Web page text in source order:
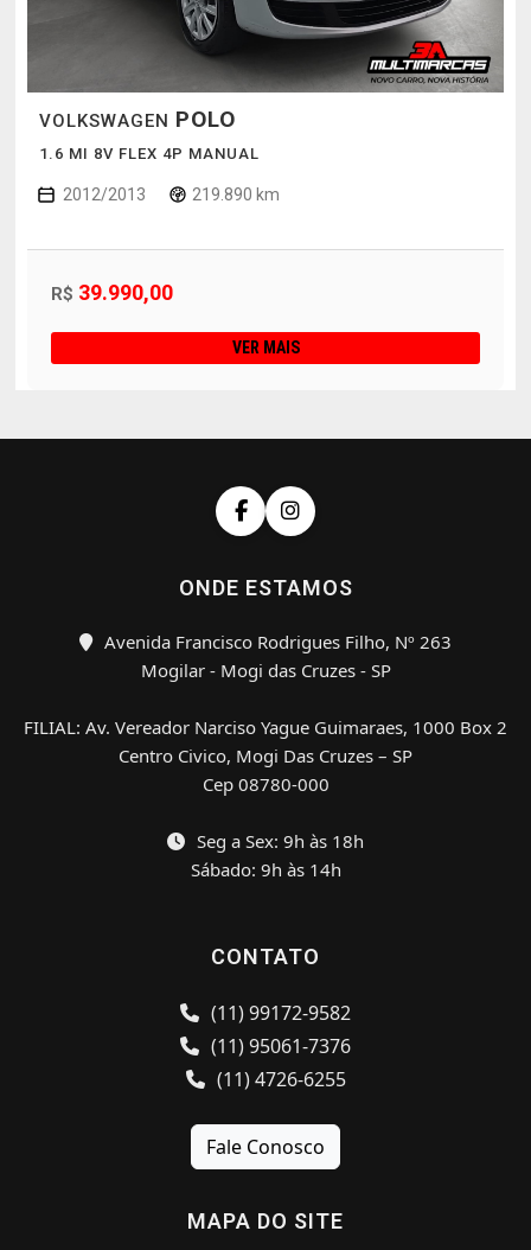
VOLKSWAGEN POLO
1.6 MI 8V FLEX 4P MANUAL
2012/2013 219.890 km
R$ 39.990,00
VER MAIS
ONDE ESTAMOS
Avenida Francisco Rodrigues Filho, Nº 263
Mogilar - Mogi das Cruzes - SP
FILIAL: Av. Vereador Narciso Yague Guimaraes, 1000 Box 2
Centro Civico, Mogi Das Cruzes – SP
Cep 08780-000
Seg a Sex: 9h às 18h
Sábado: 9h às 14h
CONTATO
(11) 99172-9582
(11) 95061-7376
(11) 4726-6255
Fale Conosco
MAPA DO SITE